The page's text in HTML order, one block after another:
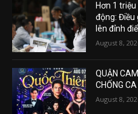
Hơn 1
động: Điều
lên đỉnh
August 8,
QUẬN
CHỐNG
August 8,